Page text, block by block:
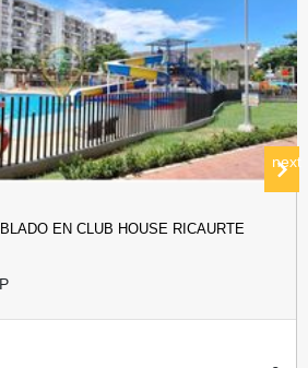
EN CLUB HOUSE RICAURTE
next